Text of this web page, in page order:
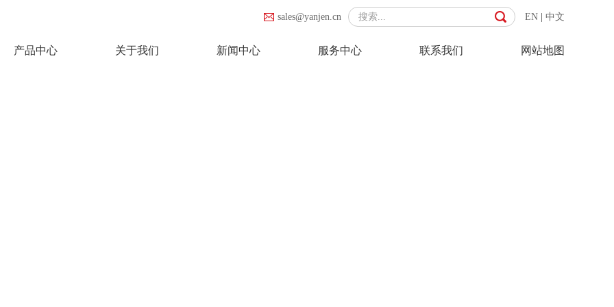
sales@yanjen.cn EN 中文
产品中心 关于我们 新闻中心 服务中心 联系我们 网站地图